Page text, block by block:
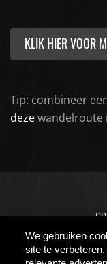
KLIK HIER VOOR
Tip: combineer
dezewandelroute
We gebruiken
site te